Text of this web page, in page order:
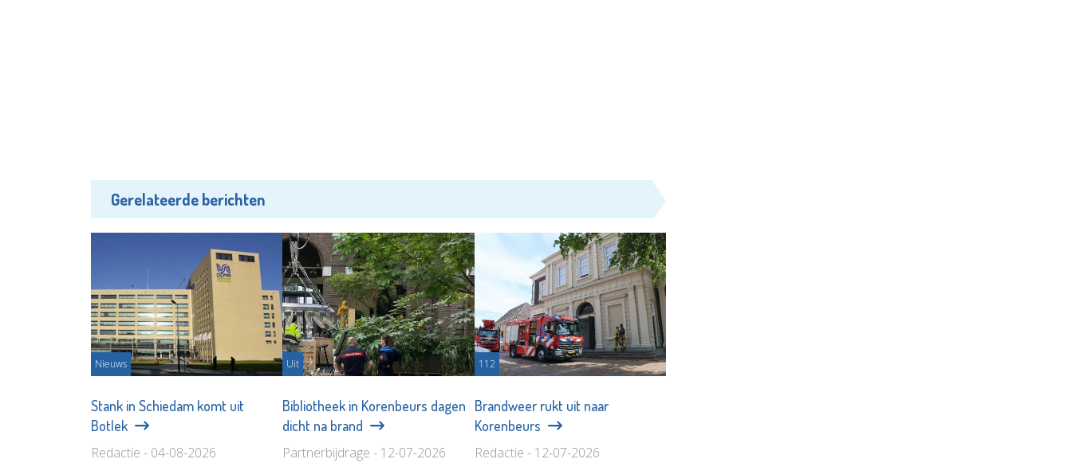
Gerelateerde berichten
Nieuws
Stank in Schiedam komt uit
Botlek
Redactie - 04-08-2026
Uit
Bibliotheek in Korenbeurs dagen
dicht na brand
Partnerbijdrage - 12-07-2026
112
Brandweer rukt uit naar
Korenbeurs
Redactie - 12-07-2026